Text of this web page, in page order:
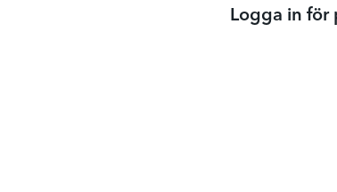
Logga in för